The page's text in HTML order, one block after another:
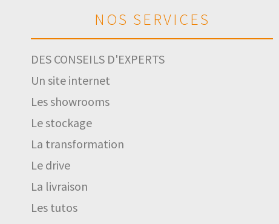
NOS SERVICES
DES CONSEILS D'EXPERTS
Un site internet
Les showrooms
Le stockage
La transformation
Le drive
La livraison
Les tutos